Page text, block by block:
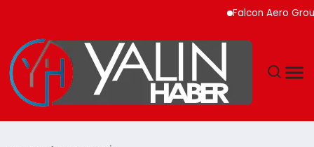
Falcon Aero Group,